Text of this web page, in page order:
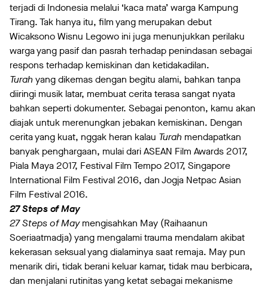
terjadi di Indonesia melalui ‘kaca mata’ warga Kampung
Tirang. Tak hanya itu, film yang merupakan debut
Wicaksono Wisnu Legowo ini juga menunjukkan perilaku
warga yang pasif dan pasrah terhadap penindasan sebagai
respons terhadap kemiskinan dan ketidakadilan.
Turahyang dikemas dengan begitu alami, bahkan tanpa
diiringi musik latar, membuat cerita terasa sangat nyata
bahkan seperti dokumenter. Sebagai penonton, kamu akan
diajak untuk merenungkan jebakan kemiskinan. Dengan
cerita yang kuat, nggak heran kalau Turah mendapatkan
banyak penghargaan, mulai dari ASEAN Film Awards 2017,
Piala Maya 2017, Festival Film Tempo 2017, Singapore
International Film Festival 2016, dan Jogja Netpac Asian
Film Festival 2016.
27 Steps of May
27 Steps of Maymengisahkan May (Raihaanun
Soeriaatmadja) yang mengalami trauma mendalam akibat
kekerasan seksual yang dialaminya saat remaja. May pun
menarik diri, tidak berani keluar kamar, tidak mau berbicara,
dan menjalani rutinitas yang ketat sebagai mekanisme